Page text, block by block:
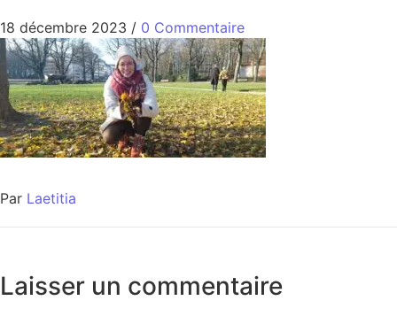
18 décembre 2023 / 0 Commentaire
Par Laetitia
Laisser un commentaire